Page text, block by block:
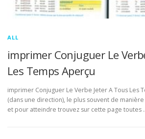
ALL
imprimer Conjuguer Le
Les Temps Aperçu
imprimer Conjuguer Le Verbe Jeter A Tous Les
(dans une direction), le plus souvent de
et pour atteindre trouvez sur cette page toutes